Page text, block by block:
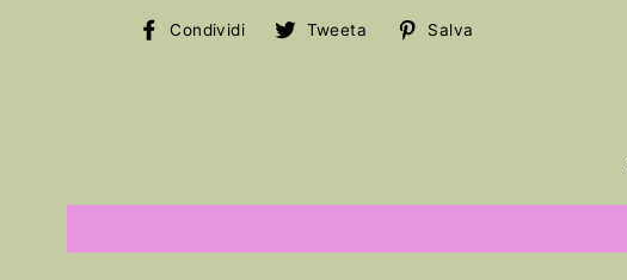
Condividi
Condividi
Tweeta
TweetSalva